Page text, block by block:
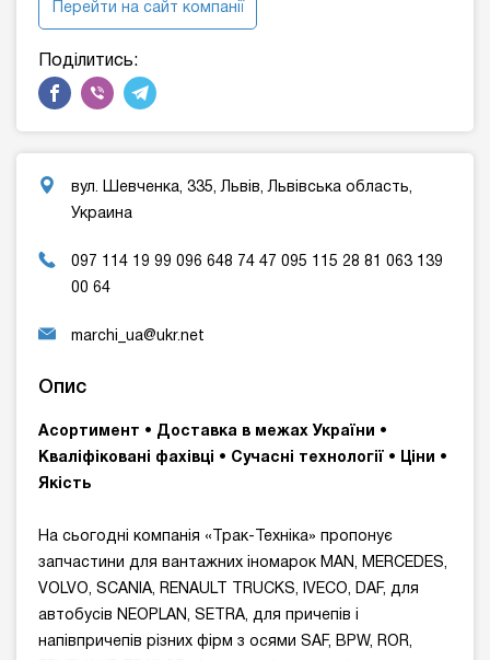
Перейти на сайт компанії
Поділитись:
вул. Шевченка, 335, Львів, Львівська область,
Украина
097 114 19 99 096 648 74 47 095 115 28 81 063 139
00 64
marchi_ua@ukr.net
Опис
Асортимент • Доставка в межах України •
Кваліфіковані фахівці • Сучасні технології • Ціни •
Якість
На сьогодні компанія «Трак-Техніка» пропонує
запчастини для вантажних іномарок MAN, MERCEDES,
VOLVO, SCANIA, RENAULT TRUCKS, IVECO, DAF, для
автобусів NEOPLAN, SETRA, для причепів і
напівпричепів різних фірм з осями SAF, BPW, ROR,